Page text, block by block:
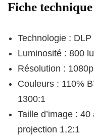
Fiche
Technologie : DLP
Luminosité : 800
Résolution :
Couleurs : 110%
1300:1
Taille d’image :
projection 1,2:1